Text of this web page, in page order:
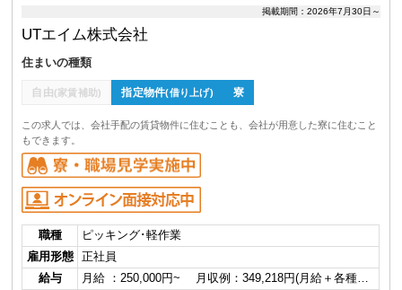
掲載期間：2026年7月30日～
UTエイム株式会社
住まいの種類
自由(家賃補助) 指定物件(借り上げ) 寮
この求人では、会社手配の賃貸物件に住むことも、会社が用意した寮に住むこと
もできます。
職種
ピッキング･軽作業
雇用形態
正社員
給与
月給 ：250,000円~ 月収例：349,218円(月給＋各種…